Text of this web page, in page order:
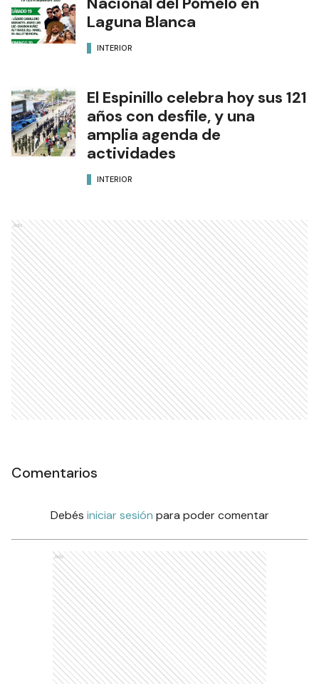
Laguna Blanca
INTERIOR
El Espinillo celebra hoy sus 121
años con desfile, y una
amplia agenda de
actividades
INTERIOR
Ads
Comentarios
Debés iniciar sesión para poder comentar
Ads